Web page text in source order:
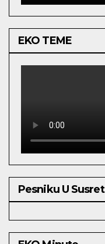
EKO TEME
Pesniku U Susret